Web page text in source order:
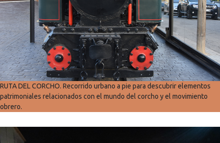
RUTA DEL CORCHO. Recorrido urbano a pie para descubrir elementos
patrimoniales relacionados con el mundo del corcho y el movimiento
obrero.